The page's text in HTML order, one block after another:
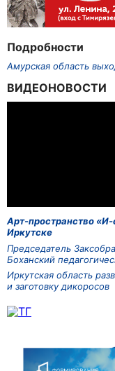
Подробности
Амурская область
ВИДЕОНОВОСТИ
Арт-пространство
Иркутске
Председатель
Боханский
Иркутская область
и заготовку дикоросов